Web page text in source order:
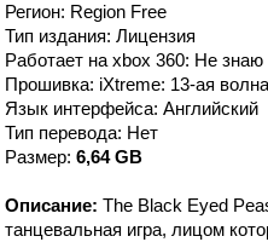
Регион: Region Free
Тип издания: Лицензия
Работает на xbox 360: Не знаю
Прошивка: iXtreme: 13-ая волна
Язык интерфейса: Английский
Тип перевода: Нет
Размер: 6,64 GB
Описание: The Black Eyed
танцевальная игра, лицом